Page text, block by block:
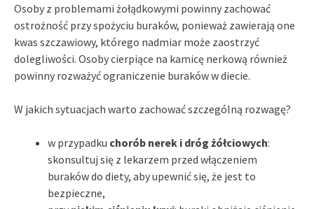
Osoby z problemami żołądkowymi powinny zachować
ostrożność przy spożyciu buraków, ponieważ zawierają one
kwas szczawiowy, którego nadmiar może zaostrzyć
dolegliwości. Osoby cierpiące na kamicę nerkową również
powinny rozważyć ograniczenie buraków w diecie.
W jakich sytuacjach warto zachować szczególną rozwagę?
w przypadku chorób nerek i dróg żółciowych:
skonsultuj się z lekarzem przed włączeniem
buraków do diety, aby upewnić się, że jest to
bezpieczne,